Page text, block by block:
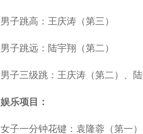
男子跳高：王庆涛（第三）
男子跳远：陆宇翔（第二）
男子三级跳：王庆涛（第二）、陆
娱乐项目：
女子一分钟花键：袁隆蓉（第一）